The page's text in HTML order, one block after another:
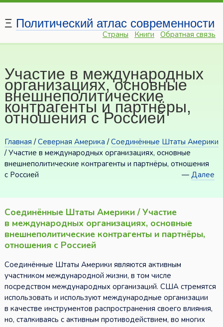
Ξ Политический атлас современности
Страны Книги Обратная связь
Участие в международных
организациях, основные
внешнеполитические
контрагенты и партнёры,
отношения с Россией
Главная /Северная Америка /Соединённые Штаты Америки
/ Участие в международных организациях, основные
внешнеполитические контрагенты и партнёры, отношения
с Россией
—Далее
Соединённые Штаты Америки / Участие
в международных организациях, основные
внешнеполитические контрагенты и партнёры,
отношения с Россией
Соединённые Штаты Америки являются активным
участником международной жизни, в том числе
посредством международных организаций. США стремятся
использовать и используют международные организации
в качестве инструментов распространения своего влияния,
но, сталкиваясь с активным противодействием, во многих